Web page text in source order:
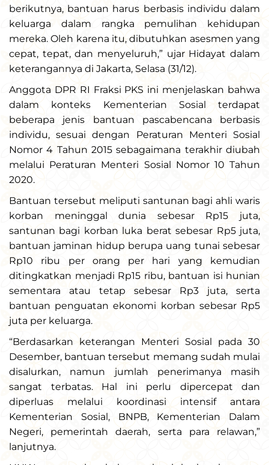
berikutnya, bantuan harus berbasis individu dalam
keluarga dalam rangka pemulihan kehidupan
mereka. Oleh karena itu, dibutuhkan asesmen yang
cepat, tepat, dan menyeluruh,” ujar Hidayat dalam
keterangannya di Jakarta, Selasa (31/12).
Anggota DPR RI Fraksi PKS ini menjelaskan bahwa
dalam konteks Kementerian Sosial terdapat
beberapa jenis bantuan pascabencana berbasis
individu, sesuai dengan Peraturan Menteri Sosial
Nomor 4 Tahun 2015 sebagaimana terakhir diubah
melalui Peraturan Menteri Sosial Nomor 10 Tahun
2020.
Bantuan tersebut meliputi santunan bagi ahli waris
korban meninggal dunia sebesar Rp15 juta,
santunan bagi korban luka berat sebesar Rp5 juta,
bantuan jaminan hidup berupa uang tunai sebesar
Rp10 ribu per orang per hari yang kemudian
ditingkatkan menjadi Rp15 ribu, bantuan isi hunian
sementara atau tetap sebesar Rp3 juta, serta
bantuan penguatan ekonomi korban sebesar Rp5
juta per keluarga.
“Berdasarkan keterangan Menteri Sosial pada 30
Desember, bantuan tersebut memang sudah mulai
disalurkan, namun jumlah penerimanya masih
sangat terbatas. Hal ini perlu dipercepat dan
diperluas melalui koordinasi intensif antara
Kementerian Sosial, BNPB, Kementerian Dalam
Negeri, pemerintah daerah, serta para relawan,”
lanjutnya.